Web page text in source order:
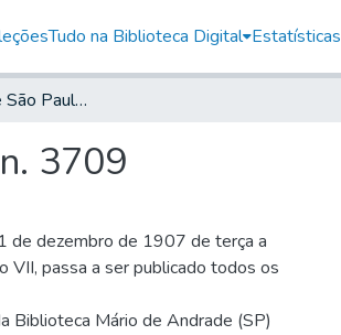
Tudo na Biblioteca Digital Estatísticas
O Commercio de São Paulo, 1904, Ano XII, n. 3709
3709
de dezembro de 1907 de terça a
VII, passa a ser publicado todos os
Biblioteca Mário de Andrade (SP)